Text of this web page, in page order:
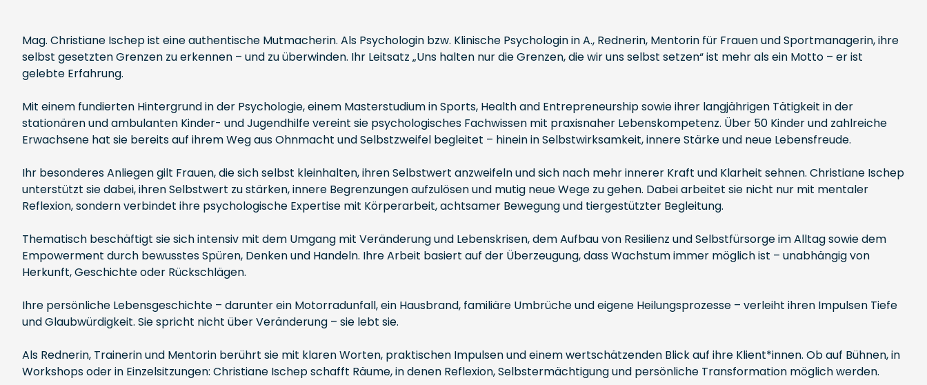
Mag. Christiane Ischep ist eine authentische Mutmacherin. Als Psychologin bzw. Klinische Psychologin in A., Rednerin, Mentorin für Frauen und Sportmanagerin, ihre
selbst gesetzten Grenzen zu erkennen – und zu überwinden. Ihr Leitsatz „Uns halten nur die Grenzen, die wir uns selbst setzen“ ist mehr als ein Motto – er ist
gelebte Erfahrung.
Mit einem fundierten Hintergrund in der Psychologie, einem Masterstudium in Sports, Health and Entrepreneurship sowie ihrer langjährigen Tätigkeit in der
stationären und ambulanten Kinder- und Jugendhilfe vereint sie psychologisches Fachwissen mit praxisnaher Lebenskompetenz. Über 50 Kinder und zahlreiche
Erwachsene hat sie bereits auf ihrem Weg aus Ohnmacht und Selbstzweifel begleitet – hinein in Selbstwirksamkeit, innere Stärke und neue Lebensfreude.
Ihr besonderes Anliegen gilt Frauen, die sich selbst kleinhalten, ihren Selbstwert anzweifeln und sich nach mehr innerer Kraft und Klarheit sehnen. Christiane Ischep
unterstützt sie dabei, ihren Selbstwert zu stärken, innere Begrenzungen aufzulösen und mutig neue Wege zu gehen. Dabei arbeitet sie nicht nur mit mentaler
Reflexion, sondern verbindet ihre psychologische Expertise mit Körperarbeit, achtsamer Bewegung und tiergestützter Begleitung.
Thematisch beschäftigt sie sich intensiv mit dem Umgang mit Veränderung und Lebenskrisen, dem Aufbau von Resilienz und Selbstfürsorge im Alltag sowie dem
Empowerment durch bewusstes Spüren, Denken und Handeln. Ihre Arbeit basiert auf der Überzeugung, dass Wachstum immer möglich ist – unabhängig von
Herkunft, Geschichte oder Rückschlägen.
Ihre persönliche Lebensgeschichte – darunter ein Motorradunfall, ein Hausbrand, familiäre Umbrüche und eigene Heilungsprozesse – verleiht ihren Impulsen Tiefe
und Glaubwürdigkeit. Sie spricht nicht über Veränderung – sie lebt sie.
Als Rednerin, Trainerin und Mentorin berührt sie mit klaren Worten, praktischen Impulsen und einem wertschätzenden Blick auf ihre Klient*innen. Ob auf Bühnen, in
Workshops oder in Einzelsitzungen: Christiane Ischep schafft Räume, in denen Reflexion, Selbstermächtigung und persönliche Transformation möglich werden.